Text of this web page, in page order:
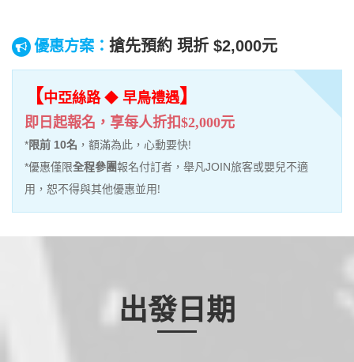
優惠方案： 搶先預約 現折 $2,000元
【中亞絲路 ◆ 早鳥禮遇】
即日起報名，享每人折扣$2,000元
*限前 10名 ，額滿為此，心動要快!
*優惠僅限全程參團報名付訂者，舉凡JOIN旅客或嬰兒不適
用，恕不得與其他優惠並用!
出發日期